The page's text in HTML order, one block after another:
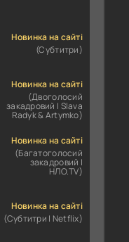
Новинка на сайті
(Субтитри)
Новинка на сайті
(Двоголосий
закадровий | Slava
Radyk & Artymko)
Новинка на сайті
(Багатоголосий
закадровий |
НЛО.TV)
Новинка на сайті
(Субтитри | Netflix)